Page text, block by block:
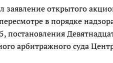
заявление открытого
в порядке
постановления
арбитражного суда